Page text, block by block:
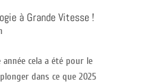
à Grande Vitesse !
année cela a été pour le
dans ce que 2025